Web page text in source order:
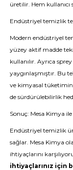
üretilir. Hem kullanıcı
Endüstriyel temizlik
Modern endüstriyel
yüzey aktif madde
kullanılır. Ayrıca
yaygınlaşmıştır. Bu
ve kimyasal
de sürdürülebilirlik
Sonuç: Mesa Kimya
Endüstriyel temizlik
sağlar. Mesa Kimya
ihtiyaçlarını
ihtiyaçlarınız için